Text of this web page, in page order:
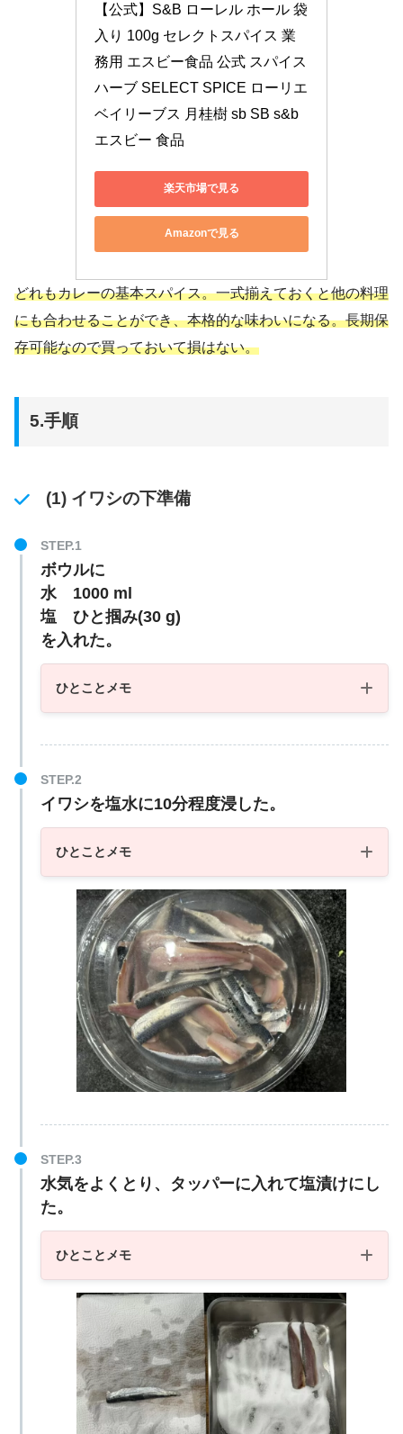
【公式】S&B ローレル ホール 袋
入り 100g セレクトスパイス 業
務用 エスビー食品 公式 スパイス
ハーブ SELECT SPICE ローリエ
ベイリーブス 月桂樹 sb SB s&b
エスビー 食品
楽天市場で見る
Amazonで見る
どれもカレーの基本スパイス。一式揃えておくと他の料理
にも合わせることができ、本格的な味わいになる。長期保
存可能なので買っておいて損はない。
5.手順
(1) イワシの下準備
ボウルに
水 1000 ml
塩 ひと掴み(30 g)
を入れた。
ひとことメモ
イワシを塩水に10分程度浸した。
ひとことメモ
水気をよくとり、タッパーに入れて塩漬けにし
た。
ひとことメモ